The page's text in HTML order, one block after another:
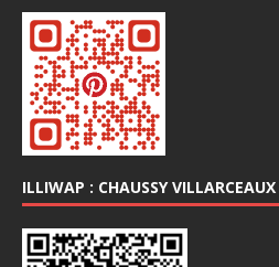
ILLIWAP : CHAUSSY VILLARCEAUX